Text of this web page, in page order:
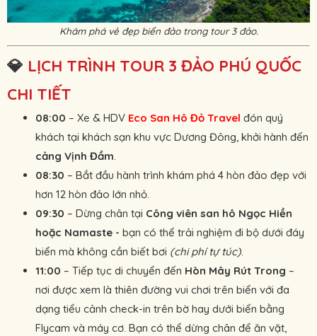
Khám phá vẻ đẹp biển đảo trong tour 3 đảo.
💎 LỊCH TRÌNH TOUR 3 ĐẢO PHÚ QUỐC
CHI TIẾT
08:00 – Xe & HDV Eco San Hô Đỏ Travel đón quý
khách tại khách sạn khu vực Dương Đông, khởi hành đến
cảng Vịnh Đầm.
08:30 – Bắt đầu hành trình khám phá 4 hòn đảo đẹp với
hơn 12 hòn đảo lớn nhỏ.
09:30 – Dừng chân tại Công viên san hô Ngọc Hiền
hoặc Namaste - bạn có thể trải nghiệm đi bộ dưới đáy
biển mà không cần biết bơi (chi phí tự túc).
11:00 – Tiếp tục di chuyển đến Hòn Mây Rút Trong –
nơi được xem là thiên đường vui chơi trên biển với đa
dạng tiểu cảnh check-in trên bờ hay dưới biển bằng
Flycam và máy cơ. Bạn có thể dừng chân để ăn vặt,